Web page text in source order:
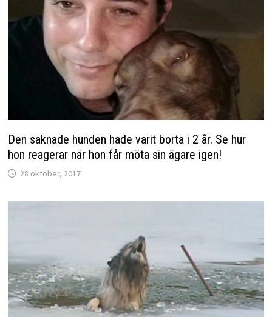
Den saknade hunden hade varit borta i 2 år. Se hur
hon reagerar när hon får möta sin ägare igen!
28 oktober, 2017